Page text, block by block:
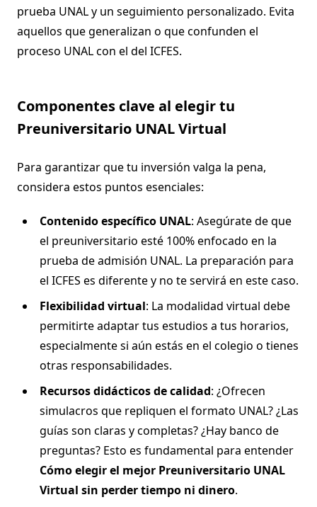
prueba UNAL y un seguimiento personalizado. Evita
aquellos que generalizan o que confunden el
proceso UNAL con el del ICFES.
Componentes clave al elegir tu
Preuniversitario UNAL Virtual
Para garantizar que tu inversión valga la pena,
considera estos puntos esenciales:
Contenido específico UNAL: Asegúrate de que
el preuniversitario esté 100% enfocado en la
prueba de admisión UNAL. La preparación para
el ICFES es diferente y no te servirá en este caso.
Flexibilidad virtual: La modalidad virtual debe
permitirte adaptar tus estudios a tus horarios,
especialmente si aún estás en el colegio o tienes
otras responsabilidades.
Recursos didácticos de calidad: ¿Ofrecen
simulacros que repliquen el formato UNAL? ¿Las
guías son claras y completas? ¿Hay banco de
preguntas? Esto es fundamental para entender
Cómo elegir el mejor Preuniversitario UNAL
Virtual sin perder tiempo ni dinero.